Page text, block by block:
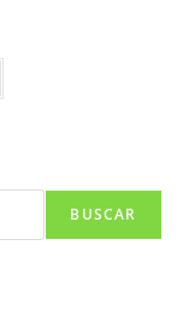
BUSCAR